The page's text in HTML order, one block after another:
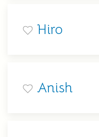
Hiro
Anish